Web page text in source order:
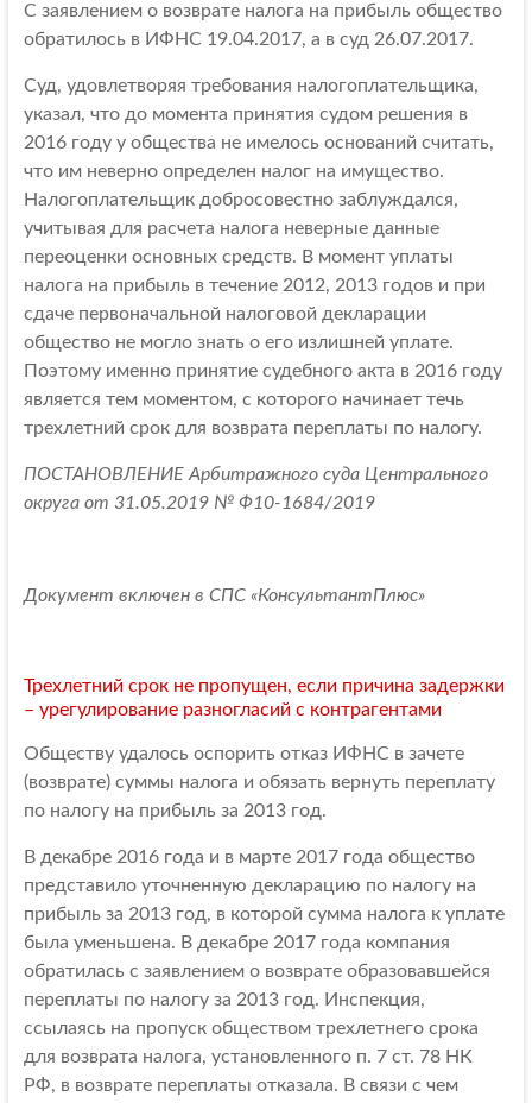
С заявлением о возврате налога на прибыль общество
обратилось в ИФНС 19.04.2017, а в суд 26.07.2017.
Суд, удовлетворяя требования налогоплательщика,
указал, что до момента принятия судом решения в
2016 году у общества не имелось оснований считать,
что им неверно определен налог на имущество.
Налогоплательщик добросовестно заблуждался,
учитывая для расчета налога неверные данные
переоценки основных средств. В момент уплаты
налога на прибыль в течение 2012, 2013 годов и при
сдаче первоначальной налоговой декларации
общество не могло знать о его излишней уплате.
Поэтому именно принятие судебного акта в 2016 году
является тем моментом, с которого начинает течь
трехлетний срок для возврата переплаты по налогу.
ПОСТАНОВЛЕНИЕ Арбитражного суда Центрального
округа от 31.05.2019 № Ф10-1684/2019
Документ включен в СПС «КонсультантПлюс»
Трехлетний срок не пропущен, если причина задержки
– урегулирование разногласий с контрагентами
Обществу удалось оспорить отказ ИФНС в зачете
(возврате) суммы налога и обязать вернуть переплату
по налогу на прибыль за 2013 год.
В декабре 2016 года и в марте 2017 года общество
представило уточненную декларацию по налогу на
прибыль за 2013 год, в которой сумма налога к уплате
была уменьшена. В декабре 2017 года компания
обратилась с заявлением о возврате образовавшейся
переплаты по налогу за 2013 год. Инспекция,
ссылаясь на пропуск обществом трехлетнего срока
для возврата налога, установленного п. 7 ст. 78 НК
РФ, в возврате переплаты отказала. В связи с чем